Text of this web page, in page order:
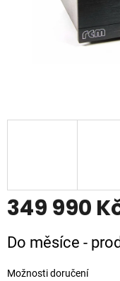
349 990
cena:
Do měsíce -
Možnosti doručení